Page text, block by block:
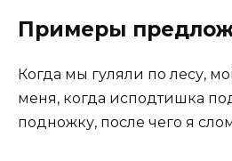
Примеры
Когда мы гуляли по лесу,
меня, когда исподтишка
подножку, после чего я